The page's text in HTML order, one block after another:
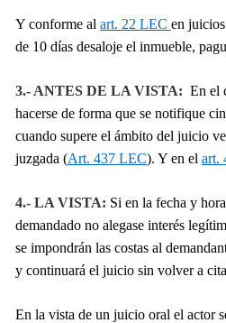
Y conforme al art. 22 LEC en
de 10 días desaloje el inmueble,
3.- ANTES DE LA VISTA: En el
hacerse de forma que se notifique
cuando supere el ámbito del juicio
juzgada (Art. 437 LEC). Y en el art.
4.- LA VISTA: Si en la fecha y
demandado no alegase interés
se impondrán las costas al
y continuará el juicio sin volver a
En la vista de un juicio oral el actor